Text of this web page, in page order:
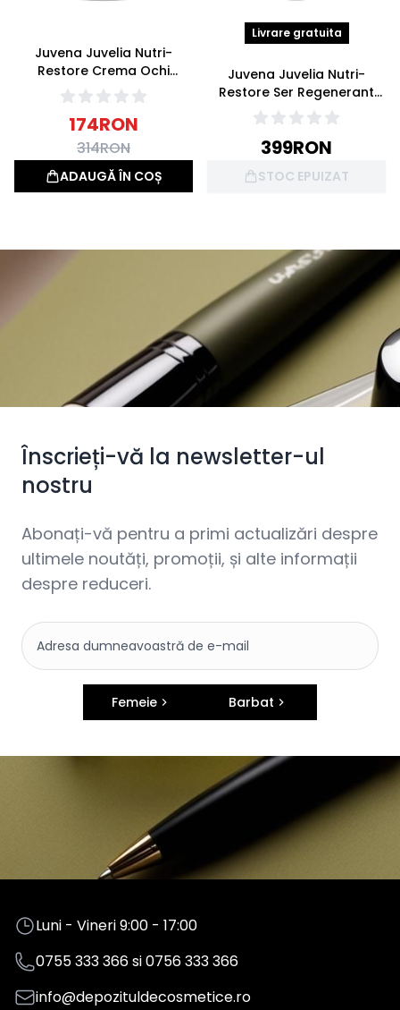
Juvena Juvelia Nutri-
Restore Crema Ochi
Regeneranta Antirid 15ml
174RON
314RON
ADAUGĂ ÎN COȘ
Livrare gratuita
Juvena Juvelia Nutri-
Restore Ser Regenerant
Antirid 30ml
399RON
STOC EPUIZAT
Înscrieți-vă la newsletter-ul
nostru
Abonați-vă pentru a primi actualizări despre
ultimele noutăți, promoții, și alte informații
despre reduceri.
Femeie Barbat
Luni - Vineri 9:00 - 17:00
0755 333 366si0756 333 366
info@depozituldecosmetice.ro